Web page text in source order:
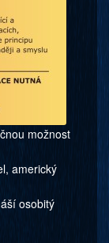
možnost
americký
osobitý